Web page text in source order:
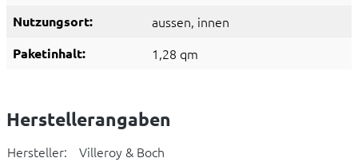
Nutzungsort: aussen, innen
Paketinhalt: 1,28 qm
Herstellerangaben
Hersteller:
Villeroy & Boch